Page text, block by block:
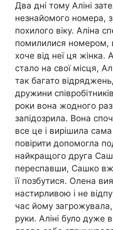
Два дні тому Аліні
незнайомого номера,
похилого віку. Аліна
помилилися номером,
хоче від неї ця жінка.
стало на свої місця,
так багато
дружини
роки вона жодного
запідозрила. Вона
все це і вирішила
повірити допомогла
найкращого друга
переспавши, Сашко вже
її позбутися. Олена
настирливою і не
час йому
руки. Аліні було дуже